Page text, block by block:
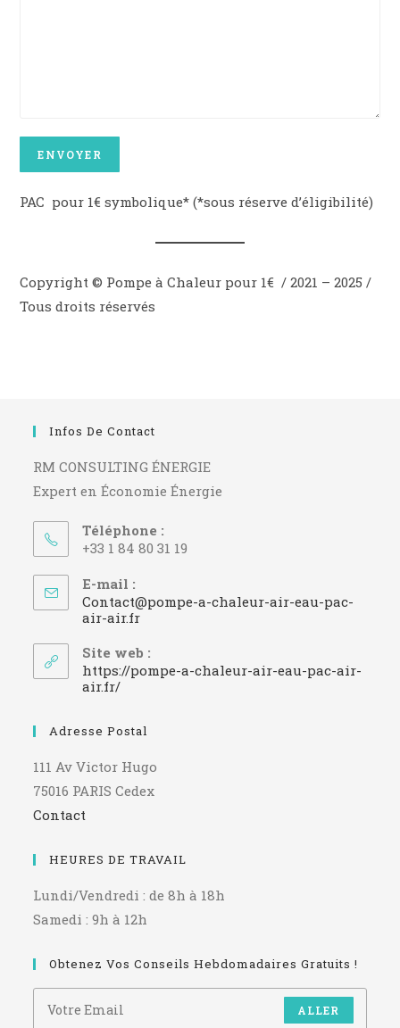
PAC pour 1€ symbolique* (*sous réserve d’éligibilité)
Copyright © Pompe à Chaleur pour 1€ / 2021 – 2025 /
Tous droits réservés
Infos De Contact
RM CONSULTING ÉNERGIE
Expert en Économie Énergie
Téléphone :
+33 1 84 80 31 19
E-mail :
Contact@pompe-a-chaleur-air-eau-pac-
air-air.frS’ouvre
votre
application
Site web :
https://pompe-a-chaleur-air-eau-pac-air-
air.fr/
Adresse Postal
111 Av Victor Hugo
75016 PARIS Cedex
Contact
HEURES DE TRAVAIL
Lundi/Vendredi : de 8h à 18h
Samedi : 9h à 12h
Obtenez Vos Conseils Hebdomadaires Gratuits !
ALLER